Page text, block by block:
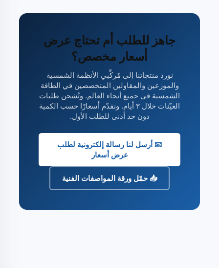
جاهز للطلب أم تحتاج عرض
أسعار مخصص؟
نورد منتجاتنا إلى مُركِّبي الأنظمة الشمسية
والموزعين والمقاولين المتخصصين في الطاقة
الشمسية في جميع أنحاء العالم. وتُشحن طلبات
العيّنات خلال ٣ أيام. ونقدّم أسعارًا حسب الكمية
دون حد أدنى للطلب الأول.
📧 أرسل لنا رسالة إلكترونية لطلب
عرض أسعار
📥 حمّل ورقة المواصفات الفنية